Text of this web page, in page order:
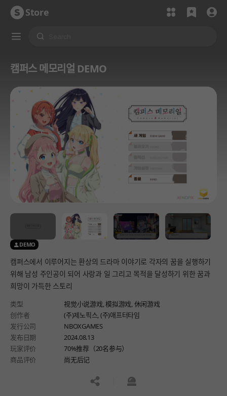
Store
캠퍼스 메모리얼 DEMO
DEMO
캠퍼스에서 이루어지는 환상의 드라마 이야기로 각자의 꿈을 실행하기
위해 남성 주인공이 되어 사랑과 일 그리고 목적을 달성하기 위한 꿈과
희망이 가득한 스토리
类型 视觉小说游戏, 模拟游戏, 休闲游戏
创作者
(주)제노픽스, (주)애프터타임
发行公司
NBOXGAMES
发布日期
2024.08.13
玩家评价
70%推荐（20名参与）
商品评价
尚无后记
공유하기신고하기